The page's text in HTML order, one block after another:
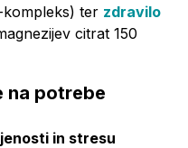
ter zdravilo
citrat 150
na potrebe
in stresu